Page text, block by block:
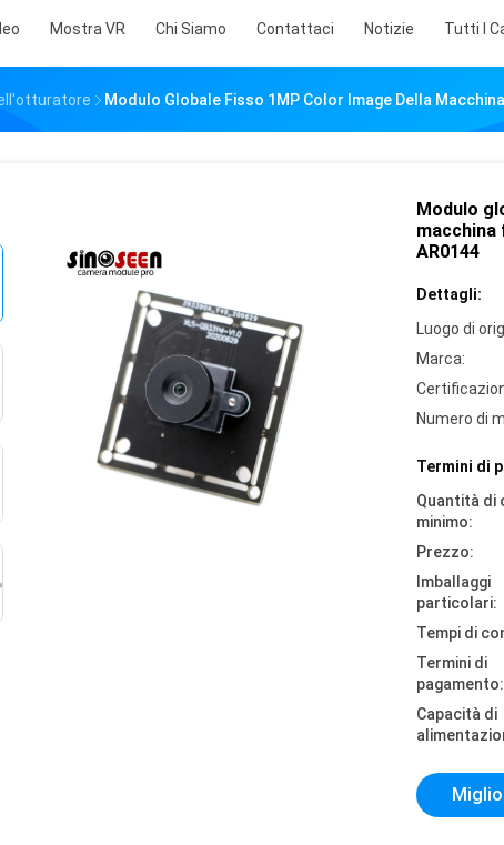
Mostra VR Chi Siamo Contattaci Notizie Tutti I
Modulo Globale Fisso 1MP Color Image Della
Modulo
AR0144
Dettagli:
Luogo di
Marca:
Numero di
Termini di
Quantità di
minimo:
Prezzo:
Imballaggi
particolari:
Tempi di
Termini di
pagamento:
Capacità di